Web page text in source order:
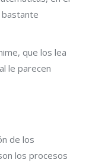
que los lea
le parecen
de los
los procesos